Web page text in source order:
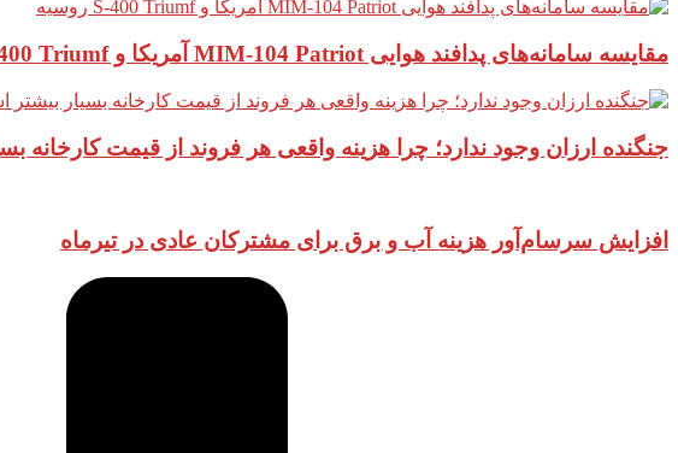
مقایسه سامانه‌های پدافند هوایی MIM-104 Patriot آمریکا و S-400 Triumf روسیه
جنگنده ارزان وجود ندارد؛ چرا هزینه واقعی هر فروند از قیمت کارخانه
افزایش سرسام‌آور هزینه آب و برق برای مشترکان عادی در تیرماه